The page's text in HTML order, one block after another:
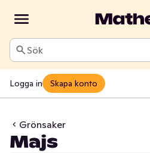
Sök
Logga in Skapa konto
Grönsaker
Majs